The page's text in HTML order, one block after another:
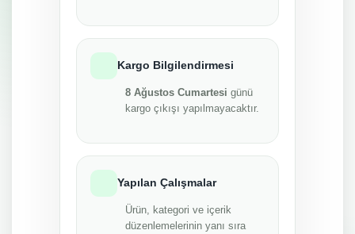
Kargo Bilgilendirmesi
8 Ağustos Cumartesi günü
kargo çıkışı yapılmayacaktır.
Yapılan Çalışmalar
Ürün, kategori ve içerik
düzenlemelerinin yanı sıra